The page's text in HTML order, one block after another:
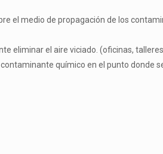
el medio de propagación de los
eliminar el aire viciado. (oficinas,
químico en el punto donde